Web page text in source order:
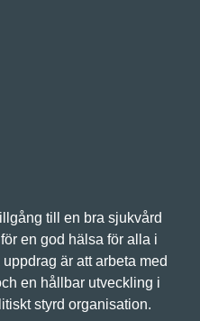
till en bra sjukvård
en god hälsa för alla i
är att arbeta med
en hållbar utveckling i
styrd organisation.